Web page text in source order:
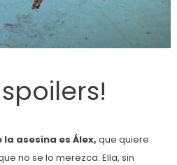
asesina es Álex, que quiere
no se lo merezca. Ella, sin